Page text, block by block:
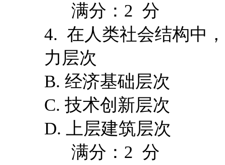
满分：2 分
4. 在人类社会结构中
力层次
B. 经济基础层次
C. 技术创新层次
D. 上层建筑层次
满分：2 分